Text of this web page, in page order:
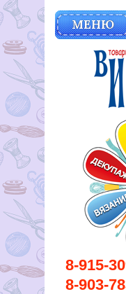
8-915-
8-903-
МЕНЮ
шитья и